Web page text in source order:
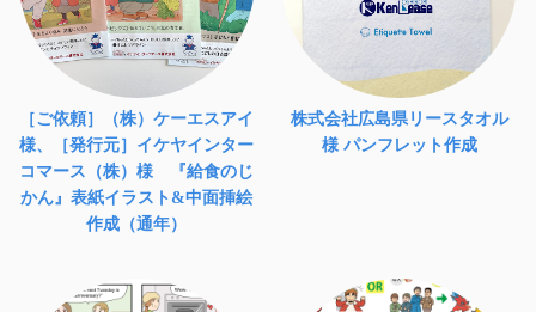
［ご依頼］（株）ケーエスアイ
様、［発行元］イケヤインター
コマース（株）様 『給食のじ
かん』表紙イラスト&中面挿絵
作成（通年）
株式会社広島県リースタオル
様 パンフレット作成